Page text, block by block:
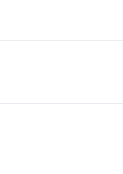
для собак при весе